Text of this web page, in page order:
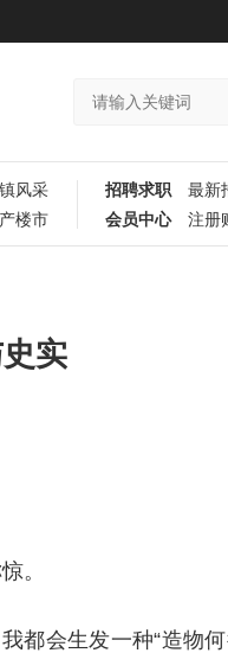
风采
楼市
招聘求职 最新
会员中心
注册
实
。
都会生发一种“造物何